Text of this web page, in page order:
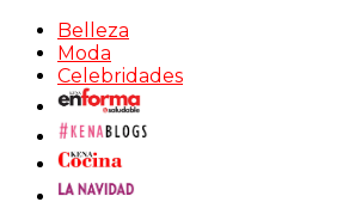
Belleza
Moda
Celebridades